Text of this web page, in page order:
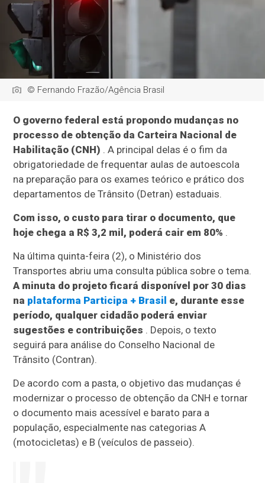
© Fernando Frazão/Agência Brasil
O governo federal está propondo mudanças no
processo de obtenção da Carteira Nacional de
Habilitação (CNH) . A principal delas é o fim da
obrigatoriedade de frequentar aulas de autoescola
na preparação para os exames teórico e prático dos
departamentos de Trânsito (Detran) estaduais.
Com isso, o custo para tirar o documento, que
hoje chega a R$ 3,2 mil, poderá cair em 80% .
Na última quinta-feira (2), o Ministério dos
Transportes abriu uma consulta pública sobre o tema.
A minuta do projeto ficará disponível por 30 dias
na plataforma Participa + Brasil e, durante esse
período, qualquer cidadão poderá enviar
sugestões e contribuições . Depois, o texto
seguirá para análise do Conselho Nacional de
Trânsito (Contran).
De acordo com a pasta, o objetivo das mudanças é
modernizar o processo de obtenção da CNH e tornar
o documento mais acessível e barato para a
população, especialmente nas categorias A
(motocicletas) e B (veículos de passeio).